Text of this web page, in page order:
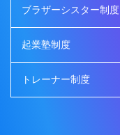
ブラザーシスター制度
起業塾制度
トレーナー制度